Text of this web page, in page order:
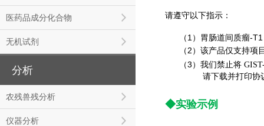
医药品成分化合物
无机试剂
分析
农残兽残分析
仪器分析
请遵守以下指示：
（1）
胃肠道间质瘤-
（2）该产品仅支持
（3） 我们禁止将
请下载并打印协议
◆实验示例